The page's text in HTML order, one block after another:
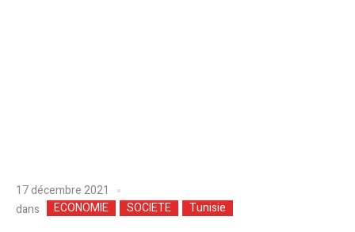
17 décembre 2021
dans
ECONOMIE SOCIETE Tunisie